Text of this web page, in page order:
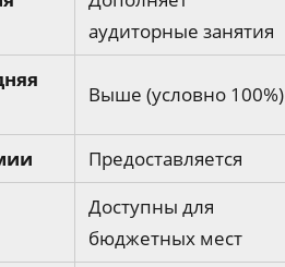
аудиторные занятия
Выше (условно 100%)
Предоставляется
Доступны для
бюджетных мест